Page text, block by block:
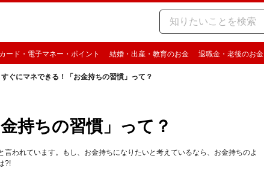
ード・電子マネー・ポイント 結婚・出産・教育のお金 退職金・老後のお金
すぐにマネできる！「お金持ちの習慣」って？
持ちの習慣」って？
われています。もし、お金持ちになりたいと考えているなら、お金持ちのよ
?!